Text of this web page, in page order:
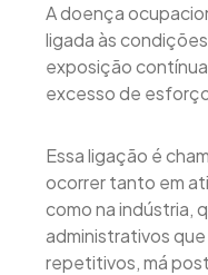
A doença
ligada às
exposição
excesso de
Essa ligação é
ocorrer tanto em
como na indústria,
administrativos
repetitivos, má